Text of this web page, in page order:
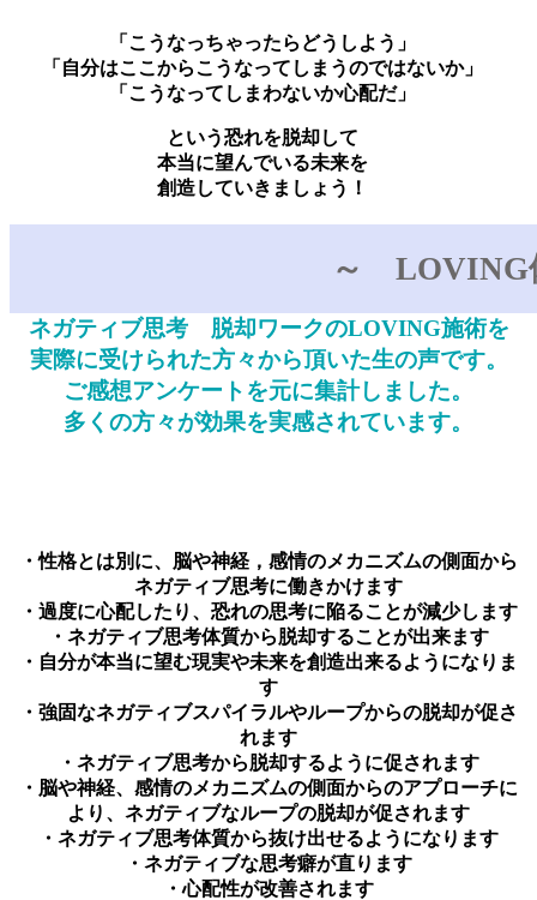
「こうなっちゃったらどうしよう」
「自分はここからこうなってしまうのではないか」
「こうなってしまわないか心配だ」
という恐れを脱却して
本当に望んでいる未来を
創造していきましょう！
～ LOVING
ネガティブ思考 脱却ワークのLOVING施術を
実際に受けられた方々から頂いた生の声です。
ご感想アンケートを元に集計しました。
多くの方々が効果を実感されています。
・性格とは別に、脳や神経，感情のメカニズムの側面から
ネガティブ思考に働きかけます
・過度に心配したり、恐れの思考に陥ることが減少します
・ネガティブ思考体質から脱却することが出来ます
・自分が本当に望む現実や未来を創造出来るようになりま
す
・強固なネガティブスパイラルやループからの脱却が促さ
れます
・ネガティブ思考から脱却するように促されます
・脳や神経、感情のメカニズムの側面からのアプローチに
より、ネガティブなループの脱却が促されます
・ネガティブ思考体質から抜け出せるようになります
・ネガティブな思考癖が直ります
・心配性が改善されます